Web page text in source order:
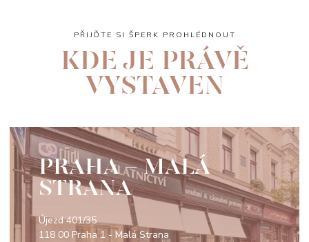
PŘIJĎTE SI ŠPERK PROHLÉDNOUT
KDE JE PRÁVĚ
VYSTAVEN
PRAHA - MALÁ
STRANA
Újezd 401/35
118 00 Praha 1 - Malá Strana